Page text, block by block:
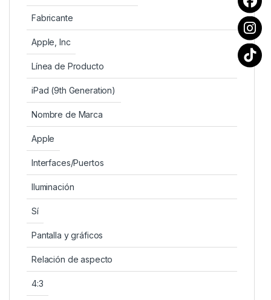
Fabricante
Apple, Inc
Línea de Producto
iPad (9th Generation)
Nombre de Marca
Apple
Interfaces/Puertos
Iluminación
Sí
Pantalla y gráficos
Relación de aspecto
4:3